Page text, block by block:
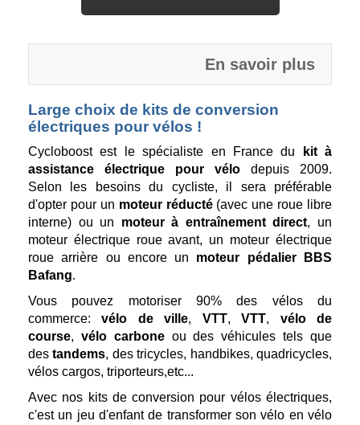
En savoir plus
Large choix de kits de conversion
électriques pour vélos !
Cycloboost est le spécialiste en France du
kit à
assistance électrique pour vélo
depuis 2009.
Selon les besoins du cycliste, il sera préférable
d'opter pour un moteur réducté (avec une roue libre
interne) ou un
moteur à entraînement direct, un
moteur électrique roue avant, un moteur électrique
roue arrière ou encore un
moteur pédalier BBS
Bafang.
Vous pouvez motoriser 90% des vélos du
commerce:
vélo de ville, VTT, VTT,
vélo de
course, vélo carbone ou des véhicules tels que
des tandems, des tricycles, handbikes, quadricycles,
vélos cargos, triporteurs,etc...
Avec nos kits de conversion pour vélos électriques,
c'est un jeu d'enfant de transformer son vélo en vélo